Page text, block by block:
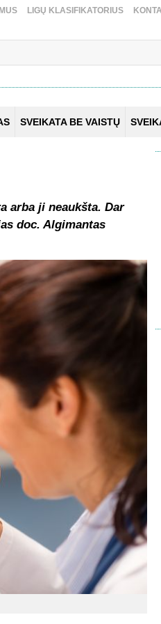
LIGŲ KLASIFIKATORIUS
SVEIKATA BE VAISTŲ
arba ji neaukšta. Dar
doc. Algimantas